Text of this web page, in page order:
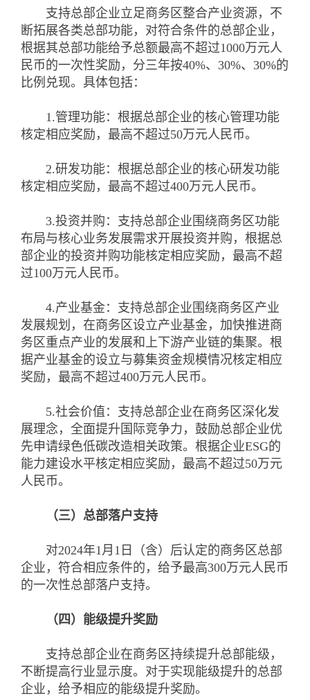
支持总部企业立足商务区整合产业资源，不
断拓展各类总部功能，对符合条件的总部企业，
根据其总部功能给予总额最高不超过1000万元人
民币的一次性奖励，分三年按40%、30%、30%的
比例兑现。具体包括：
1.管理功能：根据总部企业的核心管理功能
核定相应奖励，最高不超过50万元人民币。
2.研发功能：根据总部企业的核心研发功能
核定相应奖励，最高不超过400万元人民币。
3.投资并购：支持总部企业围绕商务区功能
布局与核心业务发展需求开展投资并购，根据总
部企业的投资并购功能核定相应奖励，最高不超
过100万元人民币。
4.产业基金：支持总部企业围绕商务区产业
发展规划，在商务区设立产业基金，加快推进商
务区重点产业的发展和上下游产业链的集聚。根
据产业基金的设立与募集资金规模情况核定相应
奖励，最高不超过400万元人民币。
5.社会价值：支持总部企业在商务区深化发
展理念，全面提升国际竞争力，鼓励总部企业优
先申请绿色低碳改造相关政策。根据企业ESG的
能力建设水平核定相应奖励，最高不超过50万元
人民币。
（三）总部落户支持
对2024年1月1日（含）后认定的商务区总部
企业，符合相应条件的，给予最高300万元人民币
的一次性总部落户支持。
（四）能级提升奖励
支持总部企业在商务区持续提升总部能级，
不断提高行业显示度。对于实现能级提升的总部
企业，给予相应的能级提升奖励。